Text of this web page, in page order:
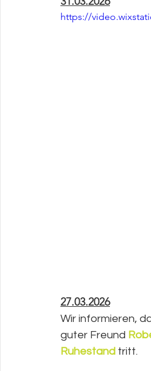
https://
27.03.2026
Wir informieren,
guter Freund
Ruhestand tritt.